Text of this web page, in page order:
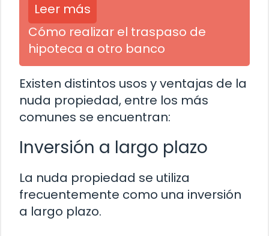
Leer más
Cómo realizar el traspaso de
hipoteca a otro banco
Existen distintos usos y ventajas de la
nuda propiedad, entre los más
comunes se encuentran:
Inversión a largo plazo
La nuda propiedad se utiliza
frecuentemente como una inversión
a largo plazo.